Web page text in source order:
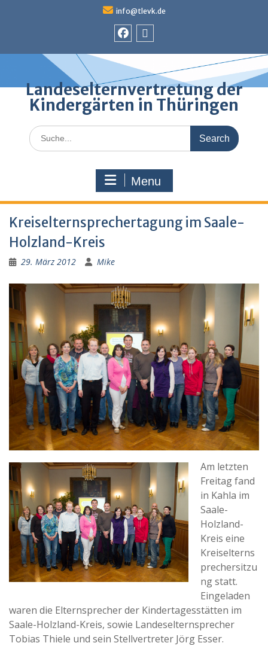
info@tlevk.de
Landeselternvertretung der
Kindergärten in Thüringen
Search
for:
Menu
Kreiselternsprechertagung im Saale-
Holzland-Kreis
29. März 2012 Mike
Am letzten
Freitag fand
in Kahla im
Saale-
Holzland-
Kreis eine
Kreiselterns
prechersitzu
ng statt.
Eingeladen
waren die Elternsprecher der Kindertagesstätten im
Saale-Holzland-Kreis, sowie Landeselternsprecher
Tobias Thiele und sein Stellvertreter Jörg Esser.